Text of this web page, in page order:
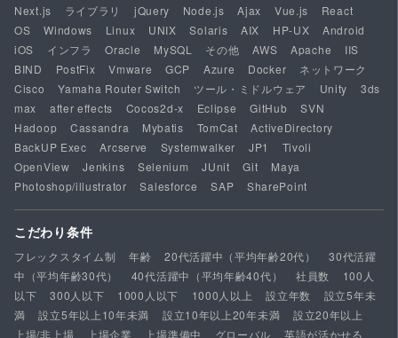
Next.js
ライブラリ jQuery Node.js Ajax Vue.js
React
OS
Windows Linux UNIX Solaris AIX HP-UX
Android
iOS
インフラ Oracle MySQL その他 AWS Apache
IIS
BIND
PostFix Vmware GCP Azure Docker
ネットワーク
Cisco
Yamaha Router Switch ツール・ミドルウェア Unity
3ds
max
after effects Cocos2d-x Eclipse GitHub
SVN
Hadoop
Cassandra Mybatis TomCat
ActiveDirectory
BackUP Exec
Arcserve Systemwalker JP1
Tivoli
OpenView
Jenkins Selenium JUnit Git
Maya
Photoshop/illustrator
Salesforce SAP SharePoint
こだわり条件
フレックスタイム制 年齢 20代活躍中（平均年齢20代）
30代活躍
中（平均年齢30代）
40代活躍中（平均年齢40代） 社員数
100人
以下
300人以下 1000人以下 1000人以上 設立年数
設立5年未
満
設立5年以上10年未満 設立10年以上20年未満
設立20年以上
上場/非上場
上場企業 上場準備中 グローバル 英語が活かせる